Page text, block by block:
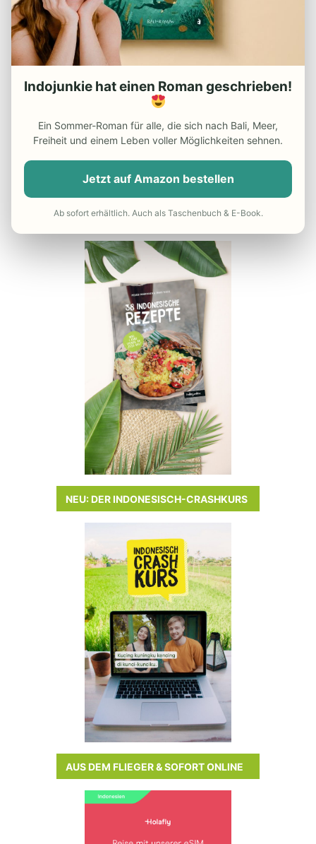
– Packliste für Indonesien
– Reiseapotheke Indonesien
– Beste Reisezeit Indonesien
– Die besten Indonesien
– Günstiger Flug nach Indonesien
– Reisekrankenversicherung
UNSER INDONESIEN-KOCHBUCH
NEU: DER INDONESISCH-CRASHKURS
AUS DEM FLIEGER & SOFORT ONLINE
Indojunkie hat einen Roman geschrieben!
Ein Sommer-Roman für alle, die sich nach Bali, Meer,
Freiheit und einem Leben voller Möglichkeiten sehnen.
Jetzt auf Amazon bestellen
Ab sofort erhältlich. Auch als Taschenbuch & E-Book.